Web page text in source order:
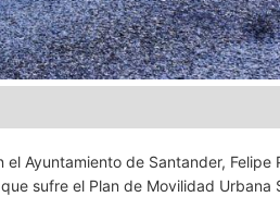
Ayuntamiento de Santander, Felipe
sufre el Plan de Movilidad Urbana